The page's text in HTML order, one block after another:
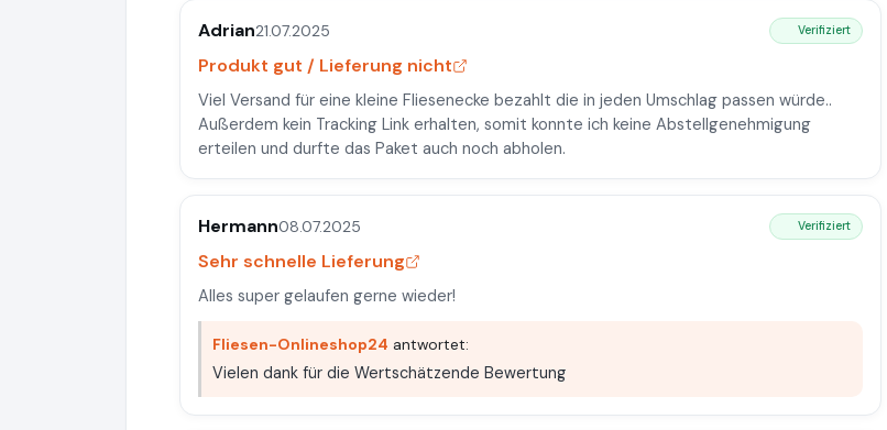
Adrian21.07.2025 Verifiziert
Produkt gut / Lieferung nicht
Viel Versand für eine kleine Fliesenecke bezahlt die in jeden Umschlag passen würde..
Außerdem kein Tracking Link erhalten, somit konnte ich keine Abstellgenehmigung
erteilen und durfte das Paket auch noch abholen.
Hermann08.07.2025 Verifiziert
Sehr schnelle Lieferung
Alles super gelaufen gerne wieder!
Fliesen-Onlineshop24 antwortet:
Vielen dank für die Wertschätzende Bewertung